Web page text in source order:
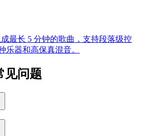
最长 5 分钟的歌曲，支持段落级控
乐器和高保真混音。
见问题